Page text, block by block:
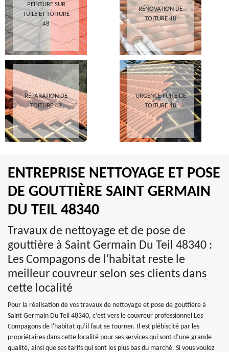
PEINTURE SUR
TUILE ET TOITURE
48
RÉNOVATION DE
TOITURE 48
RÉPARATION DE
TOITURE 48
URGENCE FUITE DE
TOITURE 48
ENTREPRISE NETTOYAGE ET POSE
DE GOUTTIÈRE SAINT GERMAIN
DU TEIL 48340
Travaux de nettoyage et de pose de
gouttière à Saint Germain Du Teil 48340 :
Les Compagons de l'habitat reste le
meilleur couvreur selon ses clients dans
cette localité
Pour la réalisation de vos travaux de nettoyage et pose de gouttière à
Saint Germain Du Teil 48340, c’est vers le couvreur professionnel Les
Compagons de l'habitat qu’il faut se tourner. Il est plébiscité par les
propriétaires dans cette localité pour ses services qui sont d’une grande
qualité, ainsi que ses tarifs qui sont les plus bas du marché. Si vous voulez